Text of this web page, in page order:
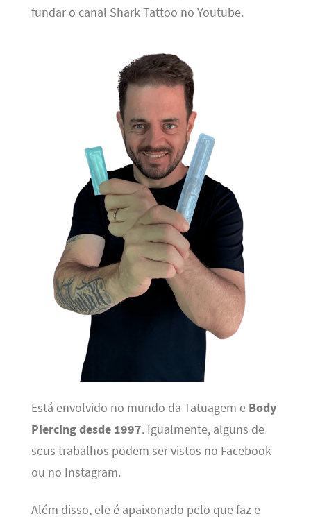
fundar o canal Shark Tattoo no Youtube.
Está envolvido no mundo da Tatuagem e Body
Piercing desde 1997. Igualmente, alguns de
seus trabalhos podem ser vistos no Facebook
ou no Instagram.
Além disso, ele é apaixonado pelo que faz e